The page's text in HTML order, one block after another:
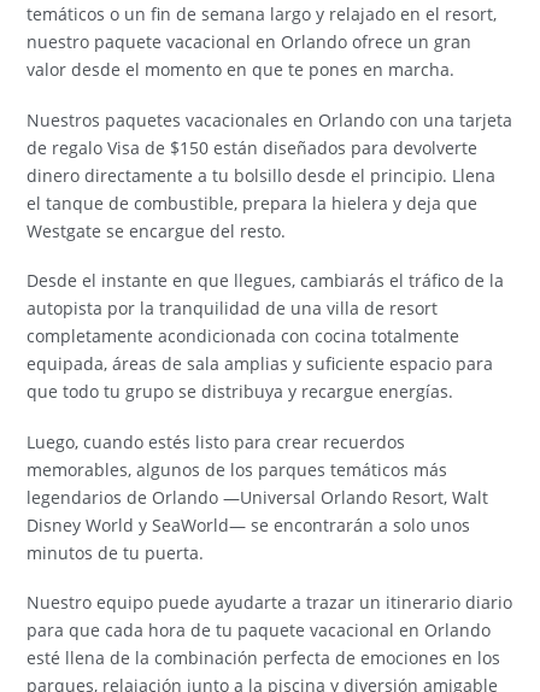
temáticos o un fin de semana largo y relajado en el resort,
nuestro paquete vacacional en Orlando ofrece un gran
valor desde el momento en que te pones en marcha.
Nuestros paquetes vacacionales en Orlando con una tarjeta
de regalo Visa de $150 están diseñados para devolverte
dinero directamente a tu bolsillo desde el principio. Llena
el tanque de combustible, prepara la hielera y deja que
Westgate se encargue del resto.
Desde el instante en que llegues, cambiarás el tráfico de la
autopista por la tranquilidad de una villa de resort
completamente acondicionada con cocina totalmente
equipada, áreas de sala amplias y suficiente espacio para
que todo tu grupo se distribuya y recargue energías.
Luego, cuando estés listo para crear recuerdos
memorables, algunos de los parques temáticos más
legendarios de Orlando —Universal Orlando Resort, Walt
Disney World y SeaWorld— se encontrarán a solo unos
minutos de tu puerta.
Nuestro equipo puede ayudarte a trazar un itinerario diario
para que cada hora de tu paquete vacacional en Orlando
esté llena de la combinación perfecta de emociones en los
parques, relajación junto a la piscina y diversión amigable